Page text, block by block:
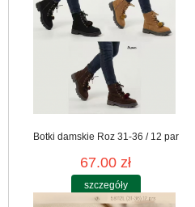
Botki damskie Roz 31-36 / 12 par
67.00 zł
szczegóły